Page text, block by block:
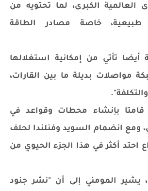
العالمية الكبرى، لما تحتويه من
طبيعية، خاصة مصادر الطاقة
أيضا تأتي من إمكانية استغلالها
مواصلات بديلة ما بين القارات،
قامتا بإنشاء محطات وقواعد في
ومع انضمام السويد وفنلندا لحلف
احتد أكثر في هذا الجزء الحيوي من
يشير المومني إلى أن "نشر جنود